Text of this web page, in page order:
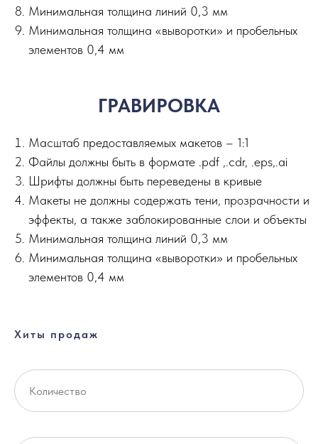
Минимальная толщина линий 0,3 мм
Минимальная толщина «выворотки» и пробельных
элементов 0,4 мм
ГРАВИРОВКА
Масштаб предоставляемых макетов – 1:1
Файлы должны быть в формате .pdf ,.сdr, .eps,.ai
Шрифты должны быть переведены в кривые
Макеты не должны содержать тени, прозрачности и
эффекты, а также заблокированные слои и объекты
Минимальная толщина линий 0,3 мм
Минимальная толщина «выворотки» и пробельных
элементов 0,4 мм
Хиты продаж